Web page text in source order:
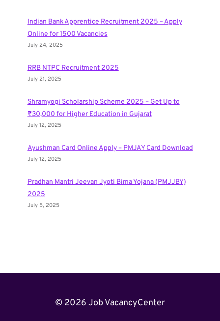
Indian Bank Apprentice Recruitment 2025 – Apply
Online for 1500 Vacancies
July 24, 2025
RRB NTPC Recruitment 2025
July 21, 2025
Shramyogi Scholarship Scheme 2025 – Get Up to
₹30,000 for Higher Education in Gujarat
July 12, 2025
Ayushman Card Online Apply – PMJAY Card Download
July 12, 2025
Pradhan Mantri Jeevan Jyoti Bima Yojana (PMJJBY)
2025
July 5, 2025
© 2026 Job VacancyCenter